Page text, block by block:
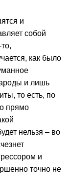
и
собой
как было
и лишь
то есть, по
прямо
нельзя – во
и
точно не